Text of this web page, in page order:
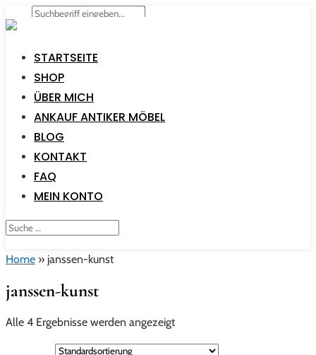
STARTSEITE
SHOP
ÜBER MICH
ANKAUF ANTIKER MÖBEL
BLOG
KONTAKT
FAQ
MEIN KONTO
Home » janssen-kunst
janssen-kunst
Alle 4 Ergebnisse werden angezeigt